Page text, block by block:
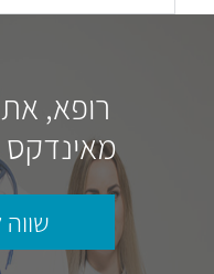
רופא,
מאינדקס